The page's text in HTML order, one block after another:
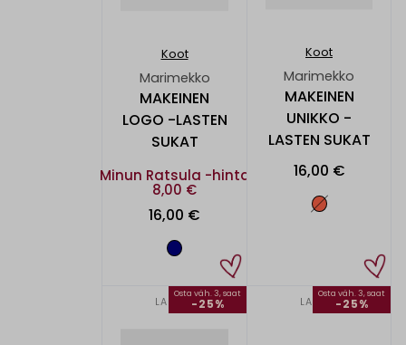
Koot
Marimekko
MAKEINEN
LOGO -LASTEN
SUKAT
Minun Ratsula -hinta
8,00 €
16,00 €
Koot
Marimekko
MAKEINEN
UNIKKO -
LASTEN SUKAT
16,00 €
LAPSET
Osta väh. 3, saat
-25% LAPSET
Osta väh. 3, saat
-25%